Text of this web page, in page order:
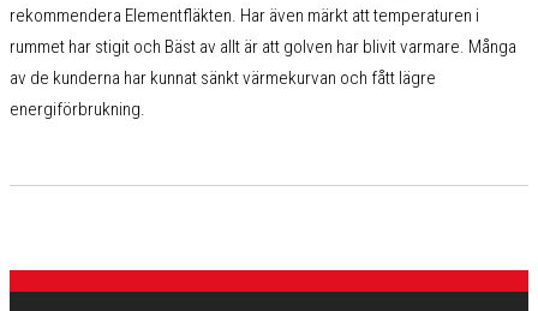
rekommendera Elementfläkten. Har även märkt att temperaturen i
rummet har stigit och Bäst av allt är att golven har blivit varmare. Många
av de kunderna har kunnat sänkt värmekurvan och fått lägre
energiförbrukning.